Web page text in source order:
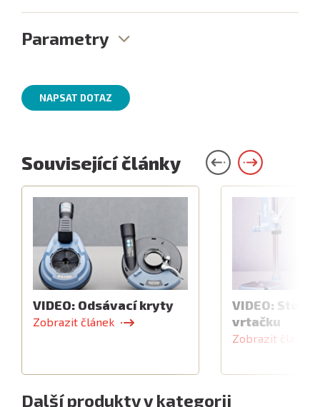
Parametry
NAPSAT DOTAZ
Související články
VIDEO: Odsávací kryty
Zobrazit článek
VIDEO:
vrtačku
Zobrazit článek
Další produkty v kategorii